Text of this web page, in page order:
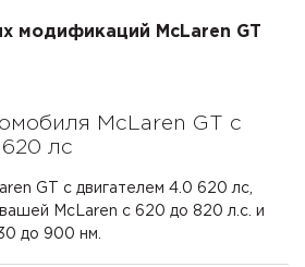
модификаций McLaren GT
McLaren GT с
лс
GT с двигателем 4.0 620 лс,
McLaren с 620 до 820 л.с. и
до 900 нм.